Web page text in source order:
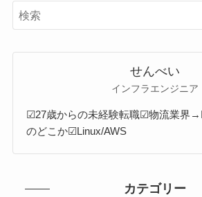
せんべい
インフラエンジニア
☑27歳からの未経験転職☑物流業界
のどこか☑Linux/AWS
カテゴリー